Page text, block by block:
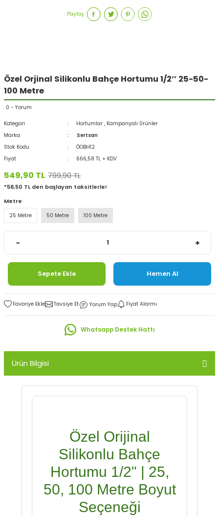
Paylaş
Özel Orjinal Silikonlu Bahçe Hortumu 1/2’’ 25-50-
100 Metre
0 - Yorum
Kategori Hortumlar , Kampanyalı Ürünler
Marka
Sertsan
Stok Kodu
ÖOBH12
Fiyat
666,58 TL + KDV
549,90 TL 799,90 TL
*58,50 TL den başlayan taksitlerle!
Metre
25 Metre 50 Metre 100 Metre
Sepete Ekle Hemen Al
Tavsiye Et Yorum Yap Fiyat Alarmı
Whatsapp Destek Hattı
Ürün Bilgisi
Özel Orijinal
Silikonlu Bahçe
Hortumu 1/2" | 25,
50, 100 Metre Boyut
Seçeneği